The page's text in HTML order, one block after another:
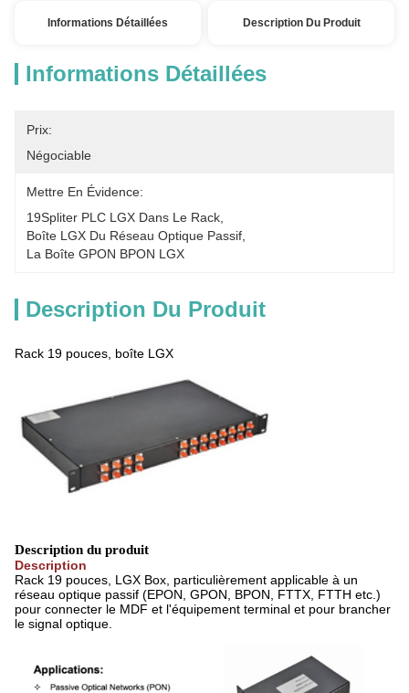
Informations Détaillées Description Du Produit
Informations Détaillées
Prix:
Négociable
Mettre En Évidence:
19Spliter PLC LGX Dans Le Rack
Boîte LGX Du Réseau Optique Passif
La Boîte GPON BPON LGX
Description Du Produit
Rack 19 pouces, boîte LGX
Description du produit
Description
Rack 19 pouces, LGX Box, particulièrement applicable à un
réseau optique passif (EPON, GPON, BPON, FTTX, FTTH etc.)
pour connecter le MDF et l'équipement terminal et pour brancher
le signal optique.